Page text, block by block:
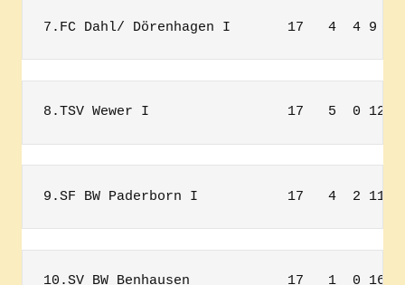
7.FC Dahl/ Dörenhagen I       17   4  4 9
8.TSV Wewer I                 17   5  0 12
9.SF BW Paderborn I           17   4  2 11
10.SV BW Benhausen            17   1  0 16